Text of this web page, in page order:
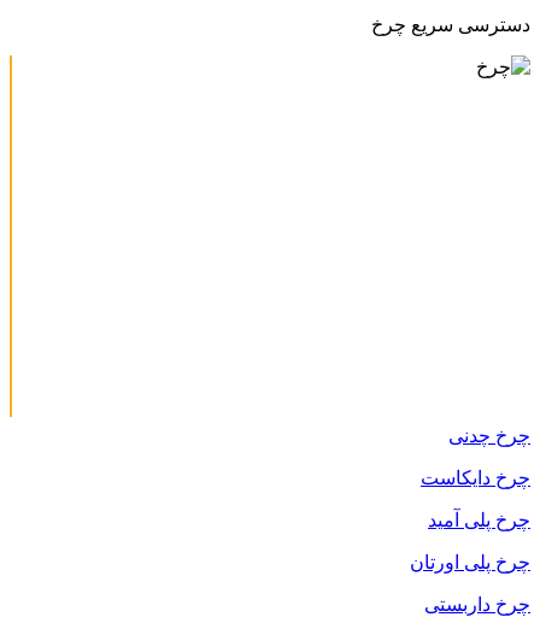
دسترسی سریع چرخ
چرخ چدنی
چرخ دایکاست
چرخ پلی آمید
چرخ پلی اورتان
چرخ داربستی